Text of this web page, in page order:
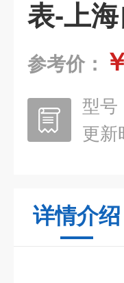
表-上
参考价：
型号
更新
详情介绍